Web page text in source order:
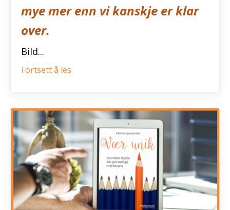
mye mer enn vi kanskje er klar
over.
Bild...
Fortsett å les